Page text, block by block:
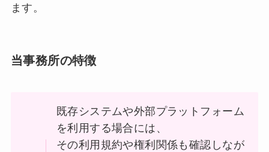
ます。
当事務所の特徴
既存システムや外部プラットフォーム
を利用する場合には、
その利用規約や権利関係も確認しなが